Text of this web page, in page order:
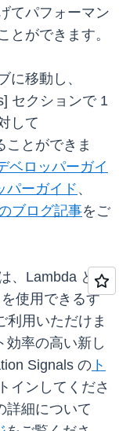
てパフォーマン
とができます。
に移動し、
セクションで 1
して
ことができま
ベロッパーガイ
パーガイド 、
ブログ記事をご
、Lambda と
使用できるす
利用いただけま
効率の高い新し
Signals の ト
インしてくださ
詳細について